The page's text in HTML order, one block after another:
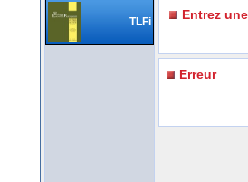
TLFi Entrez
Erreur